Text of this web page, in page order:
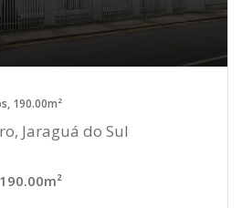
190.00m²
Jaraguá do Sul